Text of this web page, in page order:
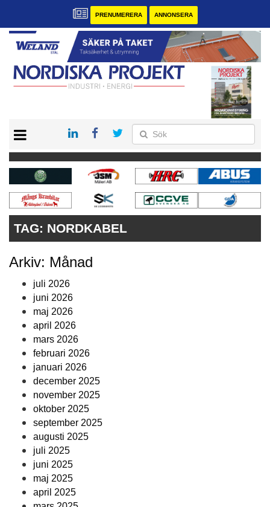
PRENUMERERA ANNONSERA
KONTAKT
VÅRA ANDRA MAGASIN
PRENUMERERA
ANNONSERA
TAG: NORDKABEL
Arkiv: Månad
juli 2026
juni 2026
maj 2026
april 2026
mars 2026
februari 2026
januari 2026
december 2025
november 2025
oktober 2025
september 2025
augusti 2025
juli 2025
juni 2025
maj 2025
april 2025